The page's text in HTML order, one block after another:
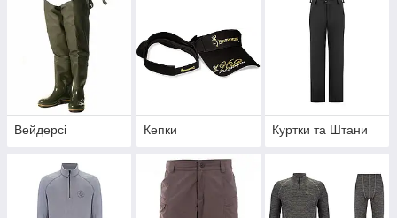
Вейдерсі Кепки Куртки та Штани